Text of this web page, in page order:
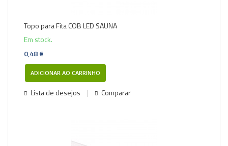
Topo para Fita COB LED SAUNA
Em stock.
0,48 €
ADICIONAR AO CARRINHO
Lista de desejos Comparar